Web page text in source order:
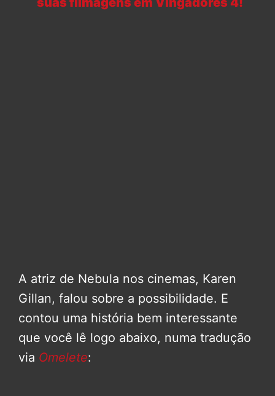
A atriz de Nebula nos cinemas, Karen
Gillan, falou sobre a possibilidade. E
contou uma história bem interessante
que você lê logo abaixo, numa tradução
via Omelete: